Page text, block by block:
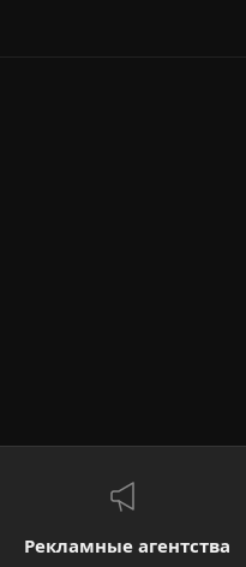
Рекламные агентства